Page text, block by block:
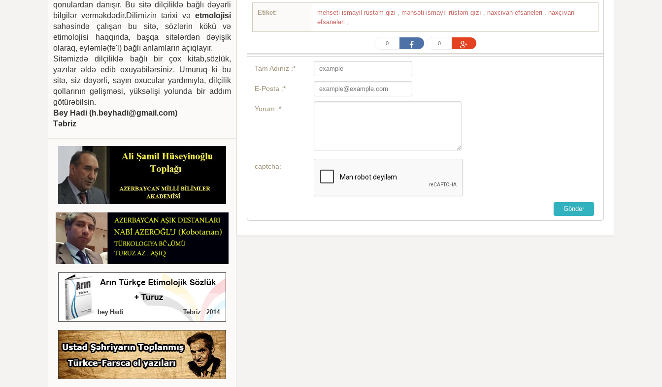
Etiket: mehseti ismayil rustəm qizi məhsəti ismayıl rüstəm qızı naxcivan efsaneleri
naxçıvan
əfsanələri
0 0
Tam Adınız :*
E-Posta :*
Yorum :*
captcha:
qonulardan danışır. Bu sitə dilçiliklə bağlı dəyərli
bilgilər verməkdədir.Dilimizin tarixi vəetmolojisi
sahəsində çalışan bu sitə, sözlərin kökü və
etimolojisi haqqında, başqa sitələrdən dəyişik
olaraq, eyləmlə(fe'l) bağlı anlamların açıqlayır.
Sitəmizdə dilçiliklə bağlı bir çox kitab,sözlük,
yazılar əldə edib oxuyabilərsiniz. Umuruq ki bu
sitə, siz dəyərli, sayın oxucular yardımıyla, dilçilik
qollarının gəlişməsi, yüksəlişi yolunda bir addım
götürəbilsin.
Bey Hadi (h.beyhadi@gmail.com)
Təbriz